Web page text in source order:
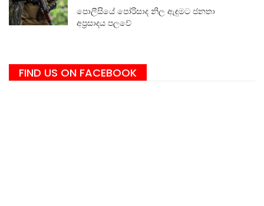
පොලීසියේ පෝරිසාද නිල ඇඳුමට ජනතා
අප්‍රසාදය පලවේ
FIND US ON FACEBOOK